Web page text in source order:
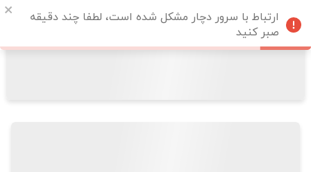
ارتباط با سرور دچار مشکل شده است، لطفا چند دقیقه
صبر کنید